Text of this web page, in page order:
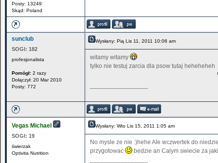
Posty: 13249
Skąd: Poland
sunclub
SOGI: 182
profesjonalista
Pomógł: 2 razy
Dołączył: 20 Mar 2010
Posty: 772
Wysłany: Pią Lis 11, 2011 10:06 am
witamy witamy
tylko nie testuj zarcia dla psow tutaj heheheheh
Vegas Michael
SOGI: 19
świerzak
Optivita Nutrition
Wysłany: Wto Lis 15, 2011 1:05 am
No mysle ze nie :)hehe Ale wczwertek do
przygotowac
bedzie an Calym swiecie za